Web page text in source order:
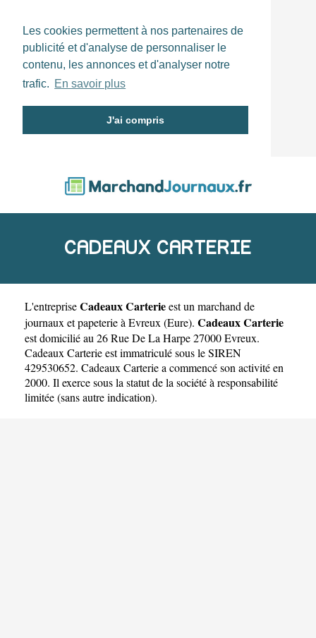
Les cookies permettent à nos partenaires de
publicité et d'analyse de personnaliser le
contenu, les annonces et d'analyser notre
trafic. En savoir plus
J'ai compris
CADEAUX CARTERIE
L'entrepriseCadeaux Carterieest un marchand de
journaux et papeterie à Evreux (Eure). Cadeaux Carterie
est domicilié au 26 Rue De La Harpe 27000 Evreux.
Cadeaux Carterie est immatriculé sous le SIREN
429530652. Cadeaux Carterie a commencé son activité en
2000. Il exerce sous la statut de la société à responsabilité
limitée (sans autre indication).